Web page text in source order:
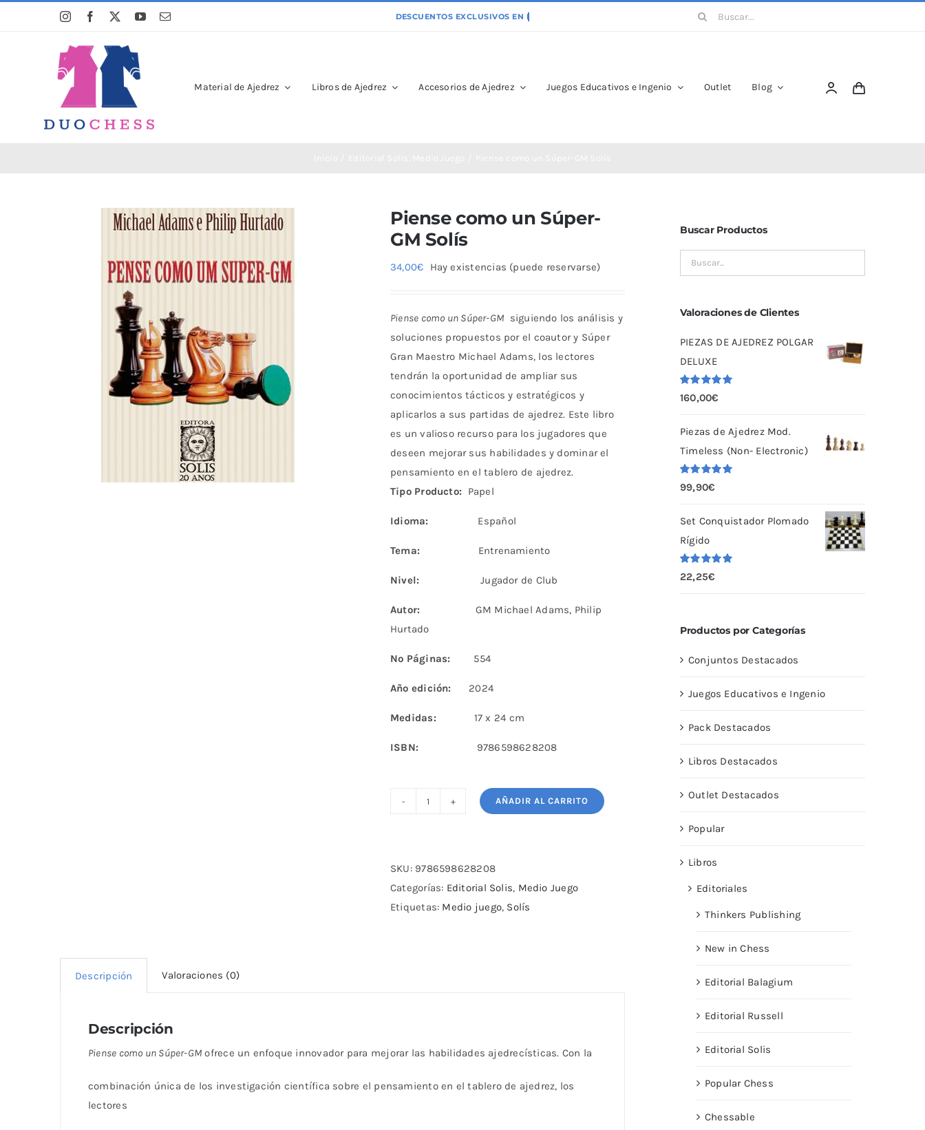
Buscar:
Material de Ajedrez Libros de Ajedrez Accesorios de Ajedrez Juegos Educativos e Ingenio Outlet Blog
Piense como un Súper-
GM Solís
34,00€ Hay existencias (puede reservarse)
Piense como un Súper-GM siguiendo los análisis y
soluciones propuestos por el coautor y Súper
Gran Maestro Michael Adams, los lectores
tendrán la oportunidad de ampliar sus
conocimientos tácticos y estratégicos y
aplicarlos a sus partidas de ajedrez. Este libro
es un valioso recurso para los jugadores que
deseen mejorar sus habilidades y dominar el
pensamiento en el tablero de ajedrez.
Tipo Producto: Papel
Idioma: Español
Tema: Entrenamiento
Nivel: Jugador de Club
Autor:
GM Michael Adams, Philip
Hurtado
Nº Páginas: 554
Año edición: 2024
Medidas: 17 x 24 cm
ISBN: 9786598628208
Súper-
GM
Solís
AÑADIR AL CARRITO
SKU: 9786598628208
Categorías: Editorial Solis, Medio Juego
Etiquetas: Medio juego, Solís
Descripción Valoraciones (0)
Descripción
Piense como un Súper-GM ofrece un enfoque innovador para mejorar las habilidades ajedrecísticas. Con la
combinación única de los investigación científica sobre el pensamiento en el tablero de ajedrez, los
lectores
Buscar Productos
Valoraciones de Clientes
PIEZAS DE AJEDREZ POLGAR
DELUXE
Valorado
con 5.00
160,00€
Piezas de Ajedrez Mod.
Timeless (Non- Electronic)
Valorado
con 5.00
99,90€
Set Conquistador Plomado
Rígido
Valorado
con
5.00
22,25€
Productos por Categorías
Conjuntos Destacados
Juegos Educativos e Ingenio
Pack Destacados
Libros Destacados
Outlet Destacados
Popular
Libros
Editoriales
Thinkers Publishing
New in Chess
Editorial Balagium
Editorial Russell
Editorial Solis
Popular Chess
Chessable